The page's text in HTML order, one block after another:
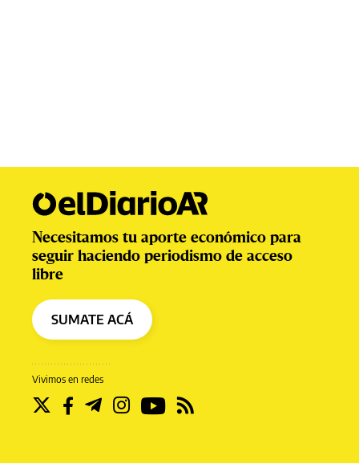
Vivimos en redes
Necesitamos tu aporte económico para
seguir haciendo periodismo de acceso
libre
SUMATE ACÁ